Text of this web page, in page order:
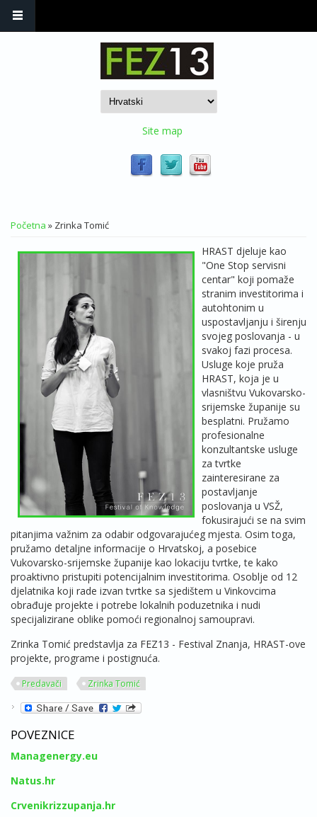
Site map
VI STE OVDJE
Početna » Zrinka Tomić
HRAST djeluje kao
"One Stop servisni
centar" koji pomaže
stranim investitorima i
autohtonim u
uspostavljanju i širenju
svojeg poslovanja - u
svakoj fazi procesa.
Usluge koje pruža
HRAST, koja je u
vlasništvu Vukovarsko-
srijemske županije su
besplatni. Pružamo
profesionalne
konzultantske usluge
za tvrtke
zainteresirane za
postavljanje
poslovanja u VSŽ,
fokusirajući se na svim
pitanjima važnim za odabir odgovarajućeg mjesta. Osim toga,
pružamo detaljne informacije o Hrvatskoj, a posebice
Vukovarsko-srijemske županije kao lokaciju tvrtke, te kako
proaktivno pristupiti potencijalnim investitorima. Osoblje od 12
djelatnika koji rade izvan tvrtke sa sjedištem u Vinkovcima
obrađuje projekte i potrebe lokalnih poduzetnika i nudi
specijalizirane oblike pomoći regionalnoj samoupravi.
Zrinka Tomić predstavlja za FEZ13 - Festival Znanja, HRAST-ove
projekte, programe i postignuća.
Predavači Zrinka Tomić
POVEZNICE
Managenergy.eu
Natus.hr
Crvenikrizzupanja.hr